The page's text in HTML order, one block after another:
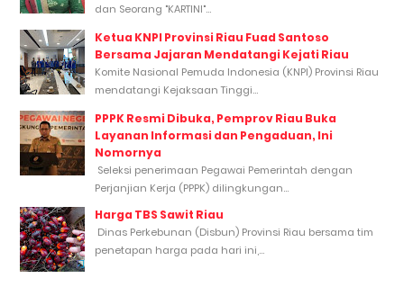
dan Seorang "KARTINI"...
Ketua KNPI Provinsi Riau Fuad Santoso
Bersama Jajaran Mendatangi Kejati Riau
Komite Nasional Pemuda Indonesia (KNPI) Provinsi Riau
mendatangi Kejaksaan Tinggi...
PPPK Resmi Dibuka, Pemprov Riau Buka
Layanan Informasi dan Pengaduan, Ini
Nomornya
Seleksi penerimaan Pegawai Pemerintah dengan
Perjanjian Kerja (PPPK) dilingkungan...
Harga TBS Sawit Riau
Dinas Perkebunan (Disbun) Provinsi Riau bersama tim
penetapan harga pada hari ini,...